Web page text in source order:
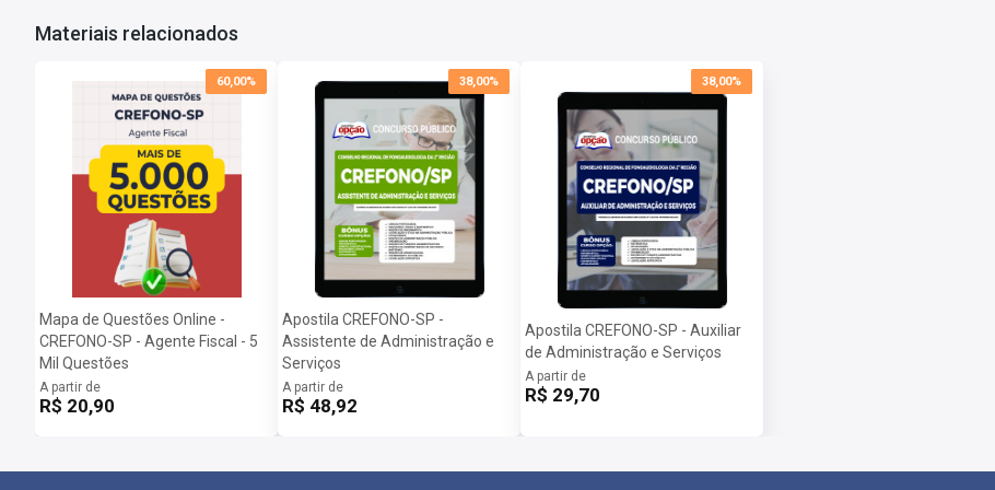
Materiais relacionados
60,00%
Mapa de Questões Online -
CREFONO-SP - Agente Fiscal - 5
Mil Questões
A partir de
R$ 20,90
38,00%
Apostila CREFONO-SP -
Assistente de Administração e
Serviços
A partir de
R$ 48,92
38,00%
Apostila CREFONO-SP - Auxiliar
de Administração e Serviços
A partir de
R$ 29,70